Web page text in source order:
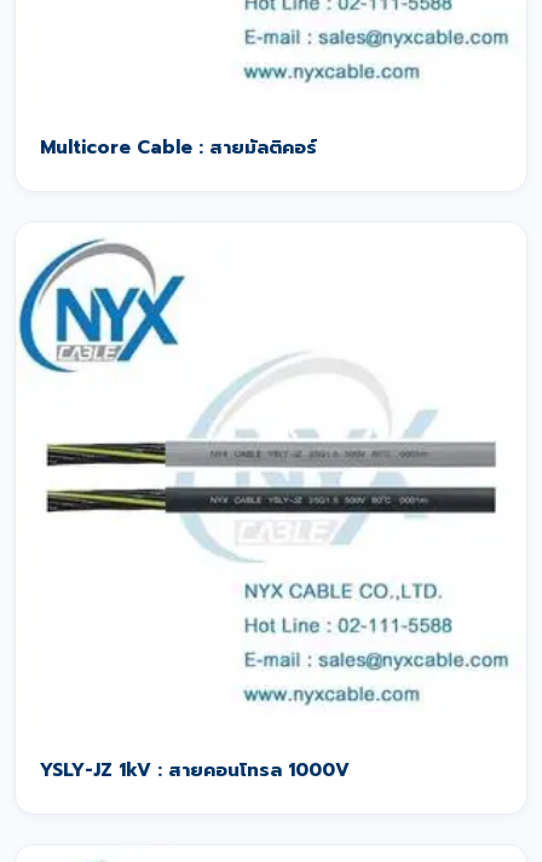
Multicore Cable : สายมัลติคอร์
YSLY-JZ 1kV : สายคอนโทรล 1000V